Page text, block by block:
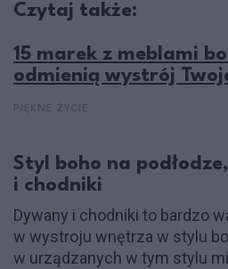
Czytaj także:
15 marek z meblami
odmienią wystrój
Styl boho na
i chodniki
Dywany i chodniki to bardzo
w wystroju wnętrza w stylu
w urządzanych w tym stylu